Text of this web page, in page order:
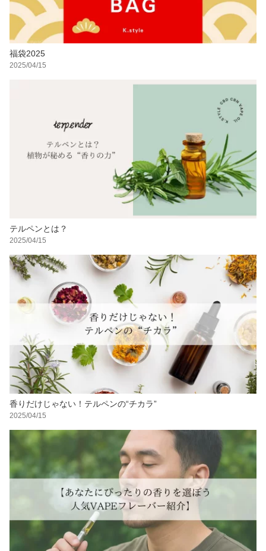
福袋2025
2025/04/15
テルペンとは？
2025/04/15
香りだけじゃない！テルペンの“チカラ”
2025/04/15